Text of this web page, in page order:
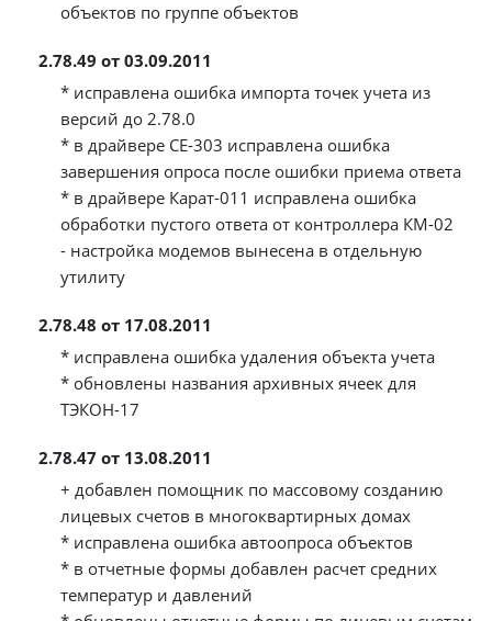
объектов по группе объектов
2.78.49 от 03.09.2011
* исправлена ошибка импорта точек учета из
версий до 2.78.0
* в драйвере СЕ-303 исправлена ошибка
завершения опроса после ошибки приема ответа
* в драйвере Карат-011 исправлена ошибка
обработки пустого ответа от контроллера КМ-02
- настройка модемов вынесена в отдельную
утилиту
2.78.48 от 17.08.2011
* исправлена ошибка удаления объекта учета
* обновлены названия архивных ячеек для
ТЭКОН-17
2.78.47 от 13.08.2011
+ добавлен помощник по массовому созданию
лицевых счетов в многоквартирных домах
* исправлена ошибка автоопроса объектов
* в отчетные формы добавлен расчет средних
температур и давлений